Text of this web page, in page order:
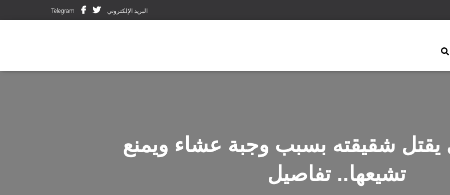
البريد الإلكتروني Telegram
شقيقته بسبب وجبة عشاء ويمنع
تشيعها.. تفاصيل